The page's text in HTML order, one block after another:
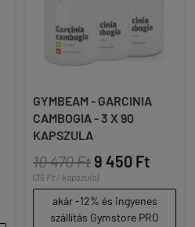
GYMBEAM - GARCINIA
CAMBOGIA - 3 X 90
KAPSZULA
10 470 Ft9 450 Ft
(35 Ft / kapszula)
akár -12% és ingyenes
szállítás Gymstore PRO